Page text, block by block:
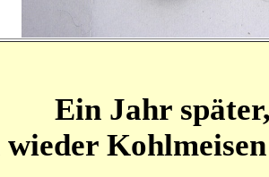
Ein Jahr